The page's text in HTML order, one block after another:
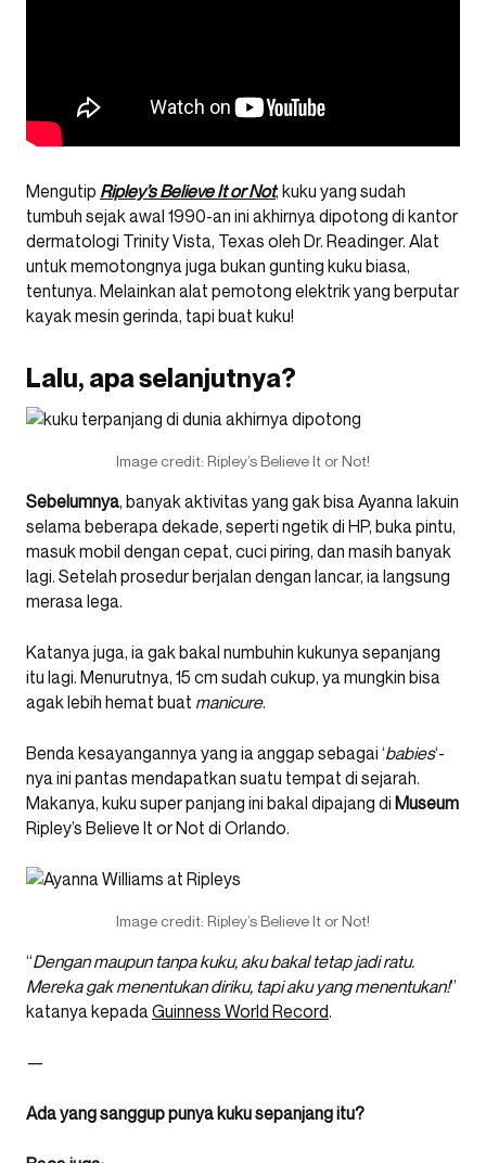
Mengutip Ripley’s Believe It or Not, kuku yang sudah
tumbuh sejak awal 1990-an ini akhirnya dipotong di kantor
dermatologi Trinity Vista, Texas oleh Dr. Readinger. Alat
untuk memotongnya juga bukan gunting kuku biasa,
tentunya. Melainkan alat pemotong elektrik yang berputar
kayak mesin gerinda, tapi buat kuku!
Lalu, apa selanjutnya?
Image credit: Ripley’s Believe It or Not!
Sebelumnya, banyak aktivitas yang gak bisa Ayanna lakuin
selama beberapa dekade, seperti ngetik di HP, buka pintu,
masuk mobil dengan cepat, cuci piring, dan masih banyak
lagi. Setelah prosedur berjalan dengan lancar, ia langsung
merasa lega.
Katanya juga, ia gak bakal numbuhin kukunya sepanjang
itu lagi. Menurutnya, 15 cm sudah cukup, ya mungkin bisa
agak lebih hemat buat manicure.
Benda kesayangannya yang ia anggap sebagai ‘babies‘-
nya ini pantas mendapatkan suatu tempat di sejarah.
Makanya, kuku super panjang ini bakal dipajang di Museum
Ripley’s Believe It or Not di Orlando.
Image credit: Ripley’s Believe It or Not!
“Dengan maupun tanpa kuku, aku bakal tetap jadi ratu.
Mereka gak menentukan diriku, tapi aku yang menentukan!”
katanya kepadaGuinness World Record.
—
Ada yang sanggup punya kuku sepanjang itu?